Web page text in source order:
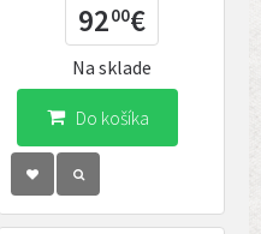
9200€
Do košíka
Na sklade